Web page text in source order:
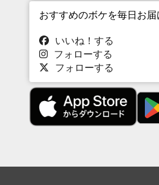
おすすめのボケを毎日お届
いいね！する
フォローする
フォローする